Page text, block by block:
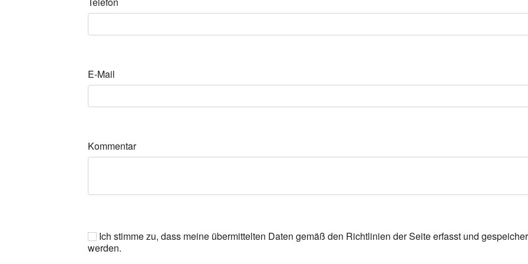
E-Mail
Kommentar
Ich stimme zu, dass meine übermittelten Daten gemäß den Richtlinien der Seite erfasst und
werden.